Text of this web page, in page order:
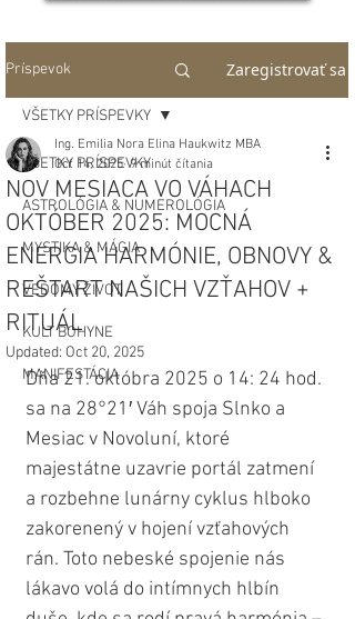
Príspevok Zaregistrovať sa
VŠETKY PRÍSPEVKY
ASTROLÓGIA & NUMEROLÓGIA
MYSTIKA & MÁGIA
VEDOMÝ ŽIVOT
KULT BOHYNE
MANIFESTÁCIA
VŠETKY PRÍSPEVKY
NOV MESIACA VO VÁHACH
OKTÓBER 2025: MOCNÁ
ENERGIA HARMÓNIE, OBNOVY &
REŠTART NAŠICH VZŤAHOV +
RITUÁL
Ing. Emilia Nora Elina Haukwitz MBA
Oct 14, 2025 9 minút čítania
Updated: Oct 20, 2025
Dňa 21. októbra 2025 o 14: 24 hod.
sa na 28°21′ Váh spoja Slnko a
Mesiac v Novoluní, ktoré
majestátne uzavrie portál zatmení
a rozbehne lunárny cyklus hlboko
zakorenený v hojení vzťahových
rán. Toto nebeské spojenie nás
lákavo volá do intímnych hlbín